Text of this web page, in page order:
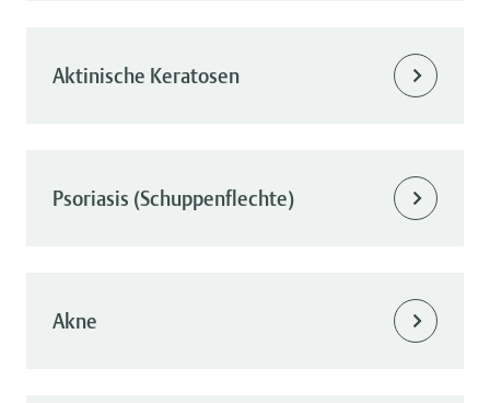
Aktinische Keratosen
Psoriasis (Schuppenflechte)
Akne